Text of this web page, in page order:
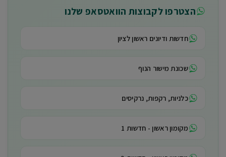
הצטרפו לקבוצות הוואטסאפ שלנו
חדשות ודיונים ראשון לציון
שכונת מישור הנוף
כלניות, רקפות, נרקיסים
מקומון ראשון - חדשות 1